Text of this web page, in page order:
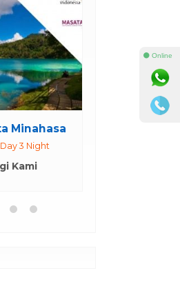
Open Trip Wisata Pulau
Gangga da...
2 Pulau
⚫ Online